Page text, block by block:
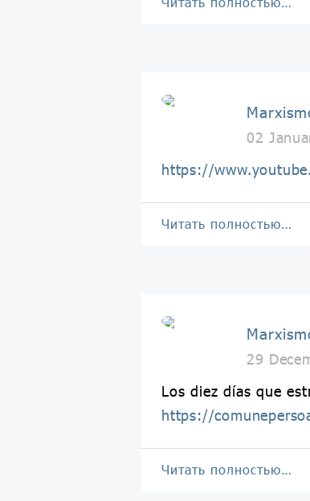
02
https://
Читать полностью…
29
Los diez días que
https://
Читать полностью…